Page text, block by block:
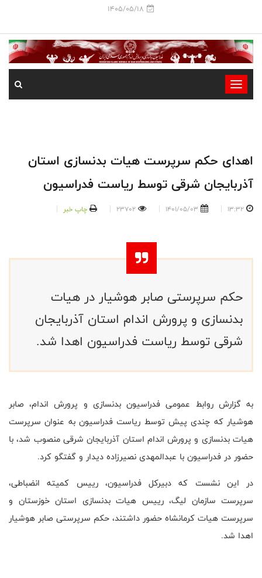
1405/05/18
-
-
اهدای حکم سرپرست هیات بدنسازی استان
آذربایجان شرقی توسط ریاست فدراسیون
13:32
1401/05/03
23702 چاپ خبر
حکم سرپرستی صابر هوشیار در هیات
بدنسازی و پرورش اندام استان آذربایجان
شرقی توسط ریاست فدراسیون اهدا شد.
به گزارش روابط عمومی فدراسیون بدنسازی و پرورش اندام، صابر
هوشیار که چندی پیش توسط ریاست فدراسیون به عنوان سرپرست
هیات بدنسازی و پرورش اندام استان آذربایجان شرقی منصوب شد، با
حضور در فدراسیون با عبدالمهدی نصیرزاده دیدار و گفتگو کرد.
در این نشست که دبیرکل فدراسیون، رییس کمیته انضباطی،
سرپرست سازمان لیگ، رییس هیات بدنسازی استان خوزستان و
سرپرست هیات کرمانشاه حضور داشتند، حکم سرپرستی صابر هوشیار
اهدا شد.